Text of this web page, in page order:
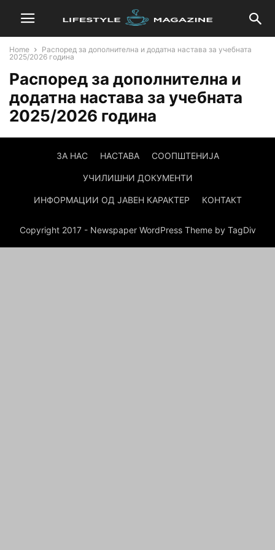
Home
Распоред за дополнителна и додатна настава за учебната
2025/2026 година
Распоред за дополнителна и
додатна настава за учебната
2025/2026 година
ЗА НАС НАСТАВА СООПШТЕНИЈА
УЧИЛИШНИ ДОКУМЕНТИ
ИНФОРМАЦИИ ОД ЈАВЕН КАРАКТЕР КОНТАКТ
Copyright 2017 - Newspaper WordPress Theme by TagDiv